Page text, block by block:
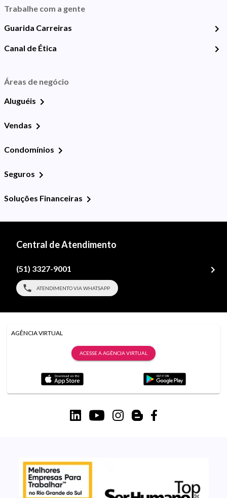
Trabalhe com a gente
Guarida Carreiras
Canal de Ética
Áreas de negócio
Aluguéis
Vendas
Condomínios
Seguros
Soluções Financeiras
Central de Atendimento
(51) 3327-9001
ATENDIMENTO VIA WHATSAPP
AGÊNCIA VIRTUAL
ACESSE A AGÊNCIA VIRTUAL